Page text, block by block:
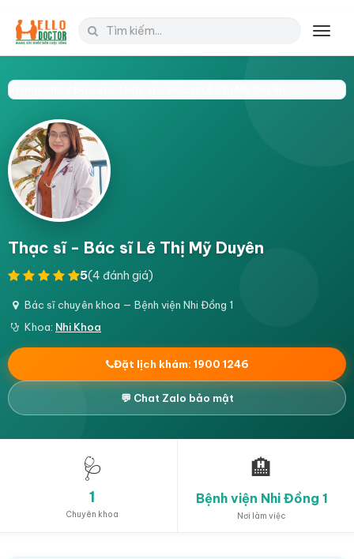
Thạc sĩ - Bác sĩ Lê Thị Mỹ Duyên
5(4 đánh giá)
Bác sĩ chuyên khoa — Bệnh viện Nhi Đồng 1
Khoa: Nhi Khoa
Đặt lịch khám: 1900 1246
💬 Chat Zalo bảo mật
🩺
1
Chuyên khoa
🏨
Bệnh viện Nhi Đồng 1
Nơi làm việc